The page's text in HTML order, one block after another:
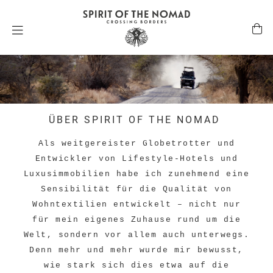
ÜBER SPIRIT OF THE NOMAD
Als weitgereister Globetrotter und
Entwickler von Lifestyle-Hotels und
Luxusimmobilien habe ich zunehmend eine
Sensibilität für die Qualität von
Wohntextilien entwickelt – nicht nur
für mein eigenes Zuhause rund um die
Welt, sondern vor allem auch unterwegs.
Denn mehr und mehr wurde mir bewusst,
wie stark sich dies etwa auf die